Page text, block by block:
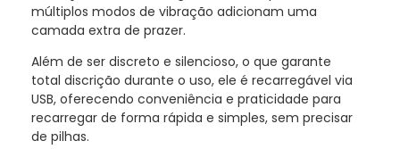
múltiplos modos de vibração adicionam uma
camada extra de prazer.
Além de ser discreto e silencioso, o que garante
total discrição durante o uso, ele é recarregável via
USB, oferecendo conveniência e praticidade para
recarregar de forma rápida e simples, sem precisar
de pilhas.